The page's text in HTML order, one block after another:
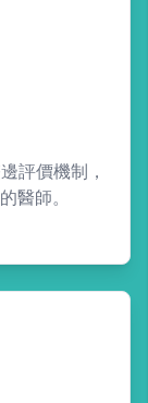
評價機制，
醫師。